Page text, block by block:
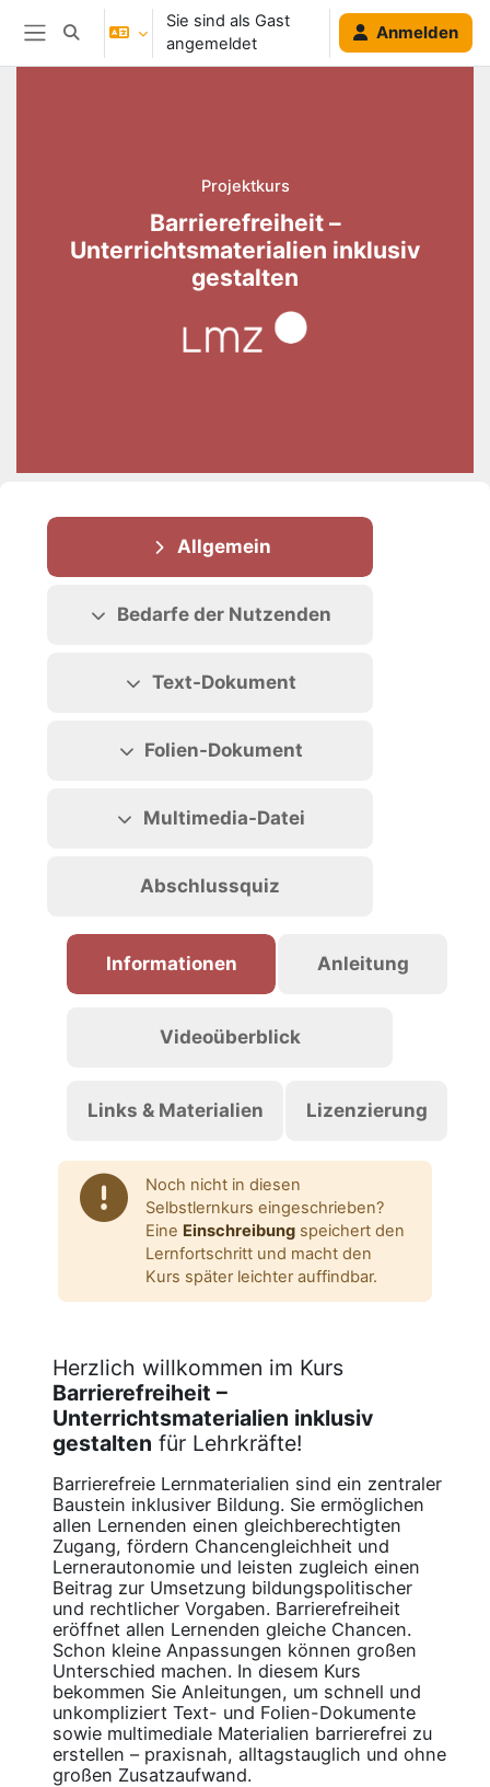
Zum Hauptinhalt
Website-Übersicht
Sucheingabe umschalten
Sie sind als Gast
angemeldet
Anmelden
Projektkurs
Barrierefreiheit –
Unterrichtsmaterialien inklusiv
gestalten
Abschnittsübersicht
Allgemein
Bedarfe der Nutzenden
Text-Dokument
Folien-Dokument
Multimedia-Datei
Abschlussquiz
Informationen Anleitung
Videoüberblick
Links & Materialien Lizenzierung
Noch nicht in diesen
Selbstlernkurs eingeschrieben?
Eine Einschreibung speichert den
Lernfortschritt und macht den
Kurs später leichter auffindbar.
Herzlich willkommen im Kurs
Barrierefreiheit –
Unterrichtsmaterialien inklusiv
gestalten für Lehrkräfte!
Barrierefreie Lernmaterialien sind ein zentraler
Baustein inklusiver Bildung. Sie ermöglichen
allen Lernenden einen gleichberechtigten
Zugang, fördern Chancengleichheit und
Lernerautonomie und leisten zugleich einen
Beitrag zur Umsetzung bildungspolitischer
und rechtlicher Vorgaben. Barrierefreiheit
eröffnet allen Lernenden gleiche Chancen.
Schon kleine Anpassungen können großen
Unterschied machen. In diesem Kurs
bekommen Sie Anleitungen, um schnell und
unkompliziert Text- und Folien-Dokumente
sowie multimediale Materialien barrierefrei zu
erstellen – praxisnah, alltagstauglich und ohne
großen Zusatzaufwand.